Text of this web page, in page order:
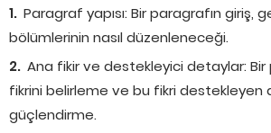
Paragraf yapısı: Bir paragrafın giriş,
bölümlerinin nasıl düzenleneceği.
Ana fikir ve destekleyici detaylar: Bir
fikrini belirleme ve bu fikri destekleyen
güçlendirme.